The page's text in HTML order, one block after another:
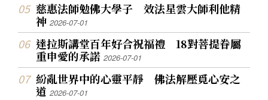
慈惠法師勉佛大學子 效法星雲大師利他精
神2026-07-01
達拉斯講堂百年好合祝福禮 18對菩提眷屬
重申愛的承諾2026-07-01
紛亂世界中的心靈平靜 佛法解壓覓心安之
道2026-07-01